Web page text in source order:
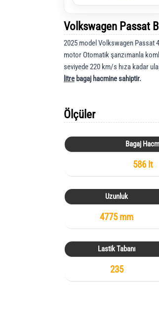
Volkswagen Passat
2025 model Volkswagen Passat
motor Otomatik şanzımanla
seviyede 220 km/s hıza kadar
litre bagaj hacmine sahiptir.
Ölçüler
Bagaj
586 lt
Uzunluk
4775 mm
Lastik Tabanı
235